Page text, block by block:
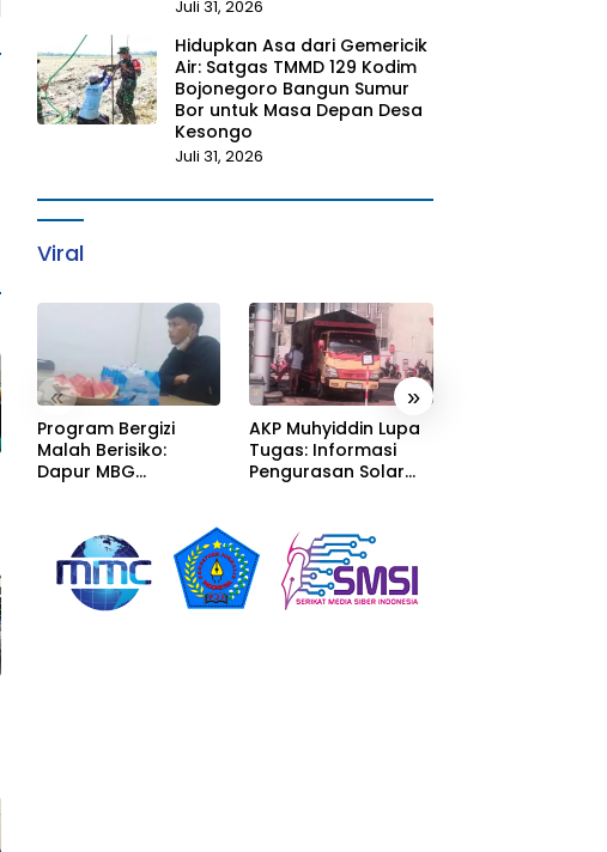
Juli 31, 2026
Hidupkan Asa dari Gemericik
Air: Satgas TMMD 129 Kodim
Bojonegoro Bangun Sumur
Bor untuk Masa Depan Desa
Kesongo
Juli 31, 2026
Viral
« »
Program Bergizi
Malah Berisiko:
Dapur MBG
Fasilitas Jauh dari
Standar
AKP Muhyiddin Lupa
Tugas: Informasi
Pengurasan Solar
Lain Carikan Bukti!